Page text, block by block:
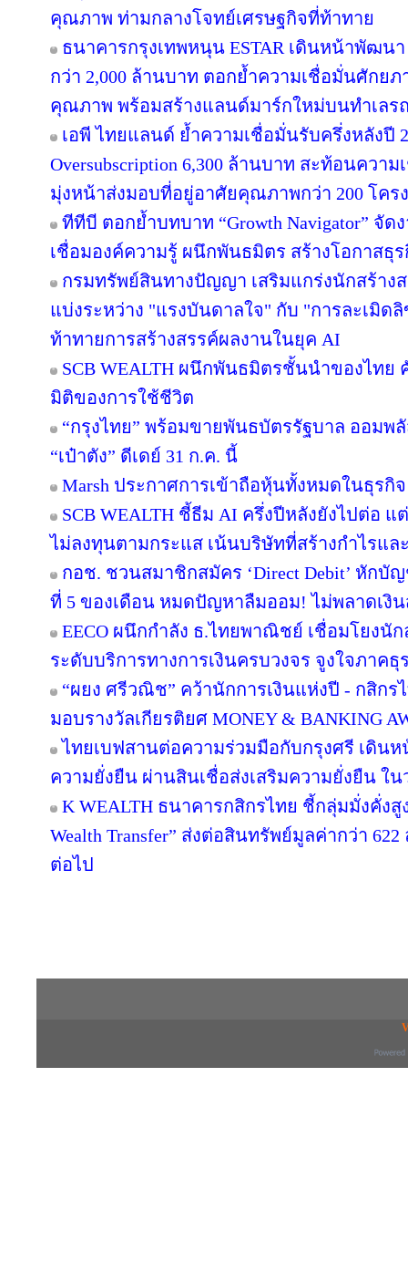
คุณภาพ ท่ามกลางโจทย์เศรษฐกิจที่ท้าทาย
ธนาคารกรุงเทพหนุน ESTAR เดินหน้าพัฒนา
กว่า 2,000 ล้านบาท ตอกย้ำความเชื่อมั่นศักย
คุณภาพ พร้อมสร้างแลนด์มาร์กใหม่บนทำเลร
เอพี ไทยแลนด์ ย้ำความเชื่อมั่นรับครึ่งหลังปี
Oversubscription 6,300 ล้านบาท สะท้อนคว
มุ่งหน้าส่งมอบที่อยู่อาศัยคุณภาพกว่า 200 โคร
ทีทีบี ตอกย้ำบทบาท “Growth Navigator” จัด
เชื่อมองค์ความรู้ ผนึกพันธมิตร สร้างโอกาสธุ
กรมทรัพย์สินทางปัญญา เสริมแกร่งนักสร้าง
แบ่งระหว่าง "แรงบันดาลใจ" กับ "การละเมิด
ท้าทายการสร้างสรรค์ผลงานในยุค AI
SCB WEALTH ผนึกพันธมิตรชั้นนำของไทย
มิติของการใช้ชีวิต
“กรุงไทย” พร้อมขายพันธบัตรรัฐบาล ออมพ
“เป๋าตัง” ดีเดย์ 31 ก.ค. นี้
Marsh ประกาศการเข้าถือหุ้นทั้งหมดในธุรกิจ
SCB WEALTH ชี้ธีม AI ครึ่งปีหลังยังไปต่อ
ไม่ลงทุนตามกระแส เน้นบริษัทที่สร้างกำไรแ
กอช. ชวนสมาชิกสมัคร ‘Direct Debit’ หัก
ที่ 5 ของเดือน หมดปัญหาลืมออม! ไม่พลาดเงิ
EECO ผนึกกำลัง ธ.ไทยพาณิชย์ เชื่อมโยงนั
ระดับบริการทางการเงินครบวงจร จูงใจภาค
“ผยง ศรีวณิช” คว้านักการเงินแห่งปี - กสิก
มอบรางวัลเกียรติยศ MONEY & BANKING
ไทยเบฟสานต่อความร่วมมือกับกรุงศรี เดิน
ความยั่งยืน ผ่านสินเชื่อส่งเสริมความยั่งยืน ใน
K WEALTH ธนาคารกสิกรไทย ชี้กลุ่มมั่งคั่งสู
Wealth Transfer” ส่งต่อสินทรัพย์มูลค่ากว่า
ต่อไป